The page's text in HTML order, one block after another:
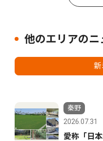
他のエリアのニ
秦野
2026.07.31
愛称「日